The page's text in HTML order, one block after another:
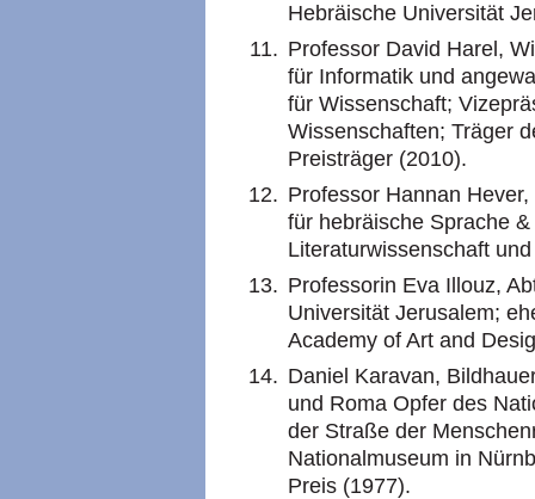
Hebräische Universität
Professor David Harel,
für Informatik und
für Wissenschaft;
Wissenschaften; Träger
Preisträger (2010).
Professor Hannan
für hebräische Sprache
Literaturwissenschaft
Professorin Eva Illouz,
Universität Jerusalem;
Academy of Art and
Daniel Karavan,
und Roma Opfer des
der Straße der
Nationalmuseum in
Preis (1977).